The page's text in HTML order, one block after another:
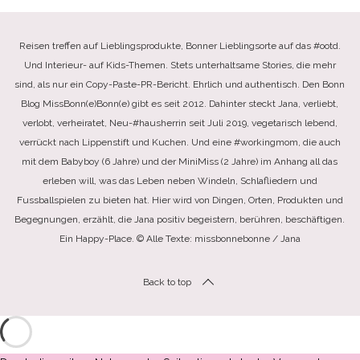
Reisen treffen auf Lieblingsprodukte, Bonner Lieblingsorte auf das #ootd.
Und Interieur- auf Kids-Themen. Stets unterhaltsame Stories, die mehr
sind, als nur ein Copy-Paste-PR-Bericht. Ehrlich und authentisch. Den Bonn
Blog MissBonn(e)Bonn(e) gibt es seit 2012. Dahinter steckt Jana, verliebt,
verlobt, verheiratet, Neu-#hausherrin seit Juli 2019, vegetarisch lebend,
verrückt nach Lippenstift und Kuchen. Und eine #workingmom, die auch
mit dem Babyboy (6 Jahre) und der MiniMiss (2 Jahre) im Anhang all das
erleben will, was das Leben neben Windeln, Schlafliedern und
Fussballspielen zu bieten hat. Hier wird von Dingen, Orten, Produkten und
Begegnungen, erzählt, die Jana positiv begeistern, berühren, beschäftigen.
Ein Happy-Place. © Alle Texte: missbonnebonne / Jana
Back to top